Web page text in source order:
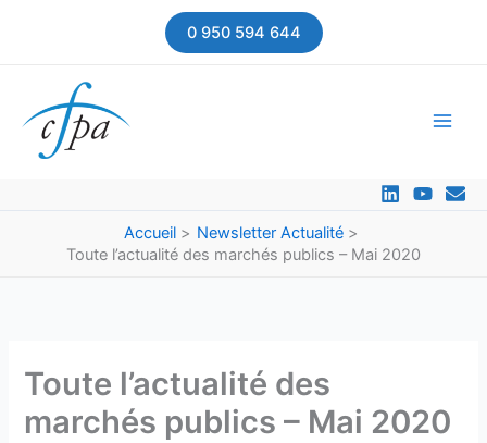
0 950 594 644
Accueil
Newsletter Actualité
Toute l’actualité des marchés publics – Mai 2020
Toute l’actualité des
marchés publics – Mai 2020